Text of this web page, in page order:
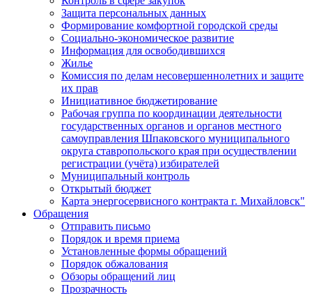
Защита персональных данных
Формирование комфортной городской среды
Социально-экономическое развитие
Информация для освободившихся
Жилье
Комиссия по делам несовершеннолетних и защите
их прав
Инициативное бюджетирование
Рабочая группа по координации деятельности
государственных органов и органов местного
самоуправления Шпаковского муниципального
округа ставропольского края при осуществлении
регистрации (учёта) избирателей
Муниципальный контроль
Открытый бюджет
Карта энергосервисного контракта г. Михайловск"
Обращения
Отправить письмо
Порядок и время приема
Установленные формы обращений
Порядок обжалования
Обзоры обращений лиц
Прозрачность